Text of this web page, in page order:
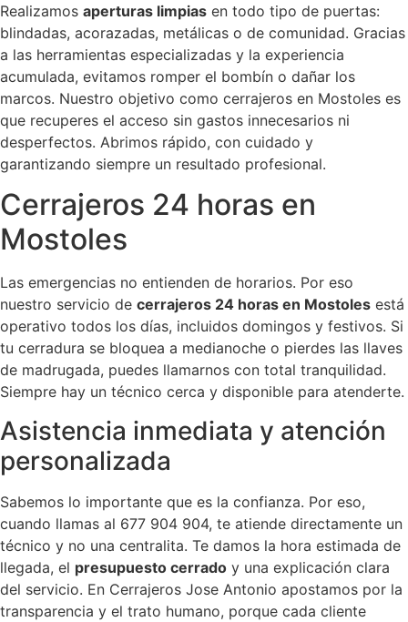
Realizamos aperturas limpias en todo tipo de puertas:
blindadas, acorazadas, metálicas o de comunidad. Gracias
a las herramientas especializadas y la experiencia
acumulada, evitamos romper el bombín o dañar los
marcos. Nuestro objetivo como cerrajeros en Mostoles es
que recuperes el acceso sin gastos innecesarios ni
desperfectos. Abrimos rápido, con cuidado y
garantizando siempre un resultado profesional.
Cerrajeros 24 horas en
Mostoles
Las emergencias no entienden de horarios. Por eso
nuestro servicio de cerrajeros 24 horas en Mostoles está
operativo todos los días, incluidos domingos y festivos. Si
tu cerradura se bloquea a medianoche o pierdes las llaves
de madrugada, puedes llamarnos con total tranquilidad.
Siempre hay un técnico cerca y disponible para atenderte.
Asistencia inmediata y atención
personalizada
Sabemos lo importante que es la confianza. Por eso,
cuando llamas al 677 904 904, te atiende directamente un
técnico y no una centralita. Te damos la hora estimada de
llegada, el presupuesto cerrado y una explicación clara
del servicio. En Cerrajeros Jose Antonio apostamos por la
transparencia y el trato humano, porque cada cliente